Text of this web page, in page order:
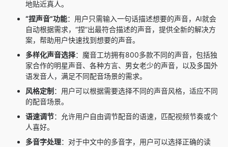
地贴近真人。
“捏声音”功能：用户只需输入一句话描述想要的声音，AI就会
自动根据需求，“捏”出最符合描述的声音，提供全新的解决方
案，帮助用户快速找到想要的声音。
多样化声音选择：魔音工坊拥有800多款不同的声音，包括独
家合作的明星声音、各种方言、男女老少的声音，以及多国外
语发音人，满足不同配音场景的需求。
风格定制 ：用户可以根据需要选择不同的声音风格，适应不同
的配音场景。
语速调节：允许用户自由调节配音的语速，匹配视频节奏或个
人喜好。
多音字处理：对于中文中的多音字，用户可以选择正确的读